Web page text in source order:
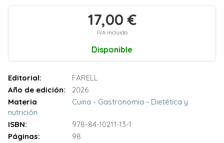
17,00 €
IVA incluido
Disponible
Editorial:
FARELL
Año de edición:
2026
Materia
Cuina - Gastronomia - Dietética y
nutrición
ISBN:
978-84-10211-13-1
Páginas:
98